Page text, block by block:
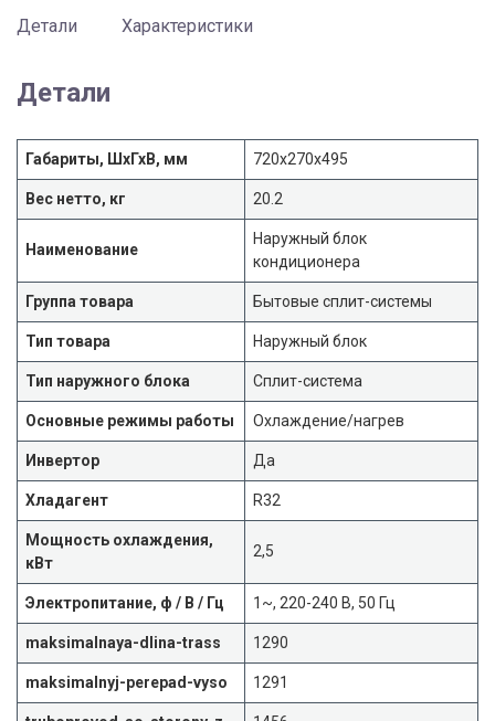
Детали Характеристики
Детали
Габариты, ШхГхВ, мм 720x270x495
Вес нетто, кг 20.2
Наименование
Наружный блок
кондиционера
Группа товара Бытовые сплит-системы
Тип товара Наружный блок
Тип наружного блока Сплит-система
Основные режимы работы Охлаждение/нагрев
Инвертор Да
Хладагент R32
Мощность охлаждения,
кВт
2,5
Электропитание, ф / В / Гц 1~, 220-240 В, 50 Гц
maksimalnaya-dlina-trass 1290
maksimalnyj-perepad-vyso 1291